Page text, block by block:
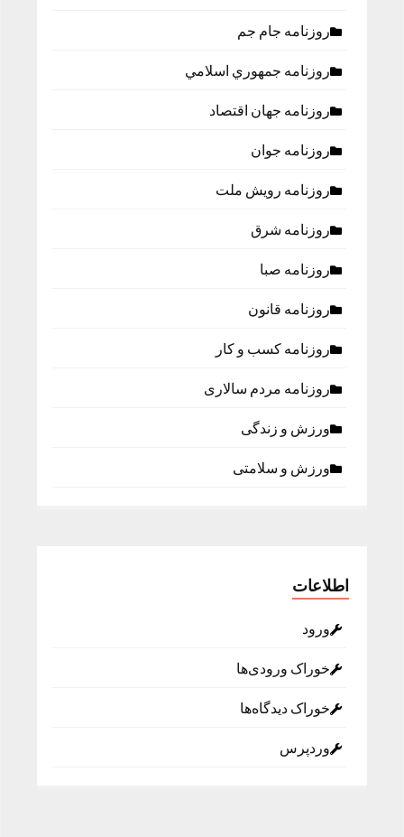
روزنامه جام جم
روزنامه جمهوري اسلامي
روزنامه جهان اقتصاد
روزنامه جوان
روزنامه رویش ملت
روزنامه شرق
روزنامه صبا
روزنامه قانون
روزنامه كسب و كار
روزنامه مردم سالاری
ورزش و زندگی
ورزش و سلامتی
اطلاعات
ورود
خوراک ورودی‌ها
خوراک دیدگاه‌ها
وردپرس